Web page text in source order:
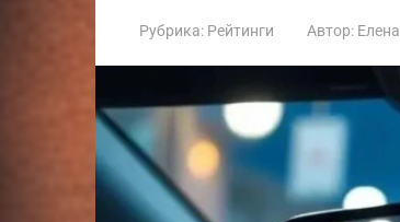
Рубрика: Рейтинги Автор: